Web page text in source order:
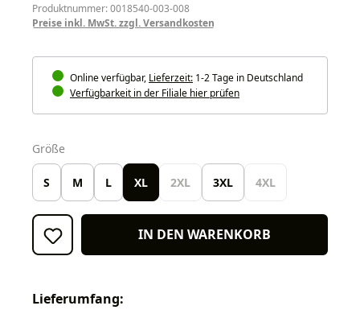
Produktnummer: 0018540-003-008
Preise inkl. MwSt. zzgl. Versandkosten
Online verfügbar, Lieferzeit: 1-2 Tage in Deutschland
Verfügbarkeit in der Filiale hier prüfen
Größe
S M L XL 2XL 3XL 4XL
IN DEN WARENKORB
Lieferumfang: